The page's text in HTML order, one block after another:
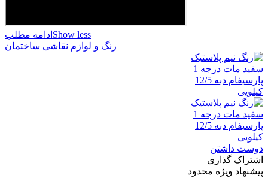
ادامه مطلب Show less
رنگ و لوازم نقاشی ساختمان
دوست داشتن
اشتراک گذاری
پیشنهاد ویژه محدود